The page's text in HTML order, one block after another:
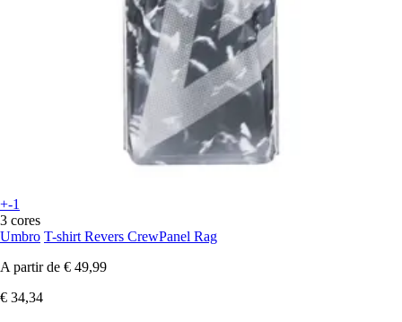
+-1
3 cores
Umbro T-shirt Revers CrewPanel Rag
A partir de € 49,99
€ 34,34